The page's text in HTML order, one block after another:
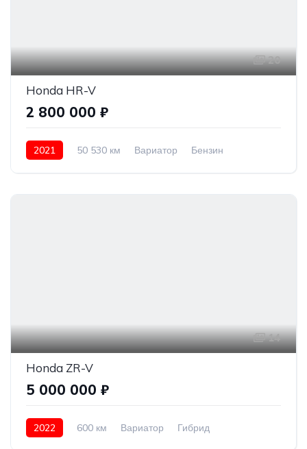
20
Honda HR-V
2 800 000 ₽
2021 50 530 км Вариатор
Бензин
14
Honda ZR-V
5 000 000 ₽
2022 600 км Вариатор
Гибрид